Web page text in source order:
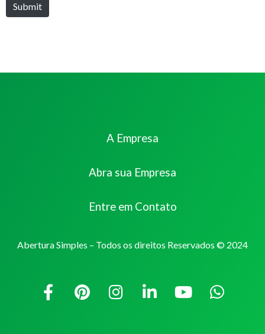
Submit
A Empresa
Abra sua Empresa
Entre em Contato
Abertura Simples – Todos os direitos Reservados © 2024